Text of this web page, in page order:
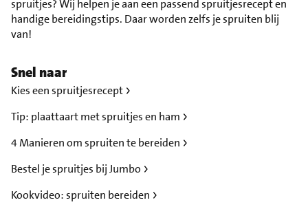
spruitjes? Wij helpen je aan een passend spruitjesrecept en
handige bereidingstips. Daar worden zelfs je spruiten blij
van!
Snel naar
Kies een spruitjesrecept
Tip: plaattaart met spruitjes en ham
4 Manieren om spruiten te bereiden
Bestel je spruitjes bij Jumbo
Kookvideo: spruiten bereiden